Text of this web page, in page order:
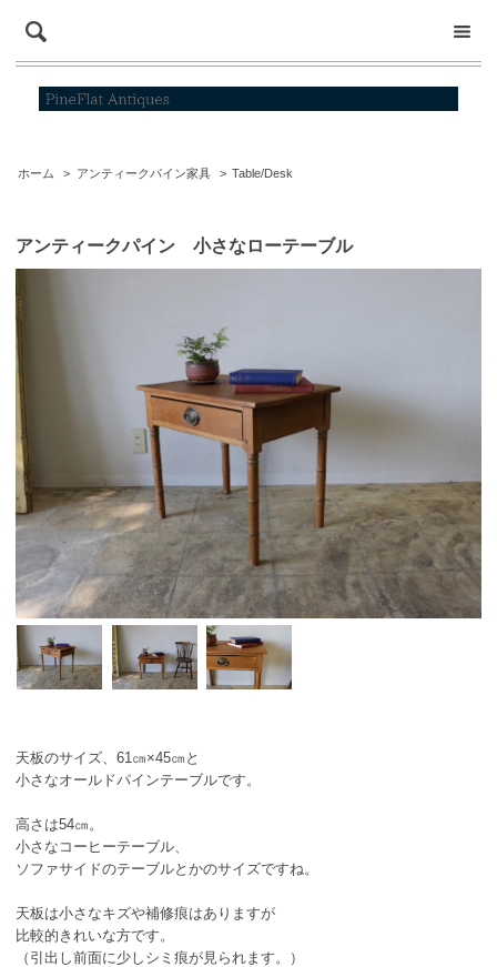
ホーム > アンティークパイン家具 > Table/Desk
アンティークパイン 小さなローテーブル
天板のサイズ、61㎝×45㎝と
小さなオールドパインテーブルです。
高さは54㎝。
小さなコーヒーテーブル、
ソファサイドのテーブルとかのサイズですね。
天板は小さなキズや補修痕はありますが
比較的きれいな方です。
（引出し前面に少しシミ痕が見られます。）